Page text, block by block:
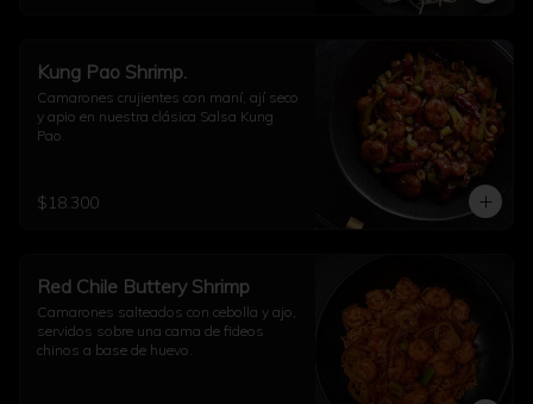
Kung Pao Shrimp.
Camarones crujientes con maní, ají seco
y apio en nuestra clásica Salsa Kung
Pao.
$18.300
Red Chile Buttery Shrimp
Camarones salteados con cebolla y ajo,
servidos sobre una cama de fideos
chinos a base de huevo.